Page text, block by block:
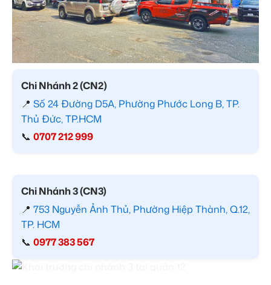
Chi Nhánh 2 (CN2)
📍 Số 24 Đường D5A, Phường Phước Long B, TP.
Thủ Đức, TP.HCM
📞 0707 212 999
Chi Nhánh 3 (CN3)
📍 753 Nguyễn Ảnh Thủ, Phường Hiệp Thành, Q.12,
TP. HCM
📞 0977 383 567